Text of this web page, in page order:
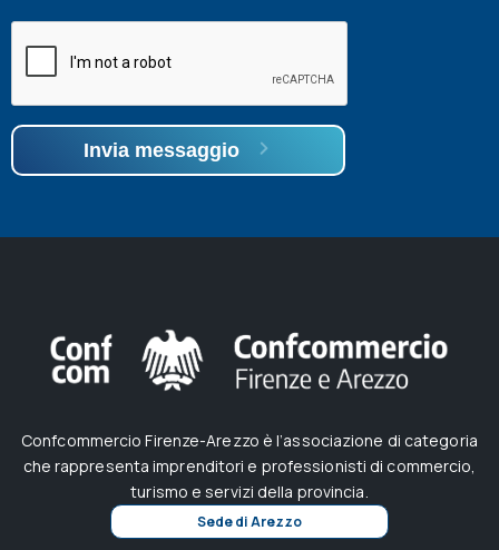
Invia messaggio
Confcommercio Firenze-Arezzo è l’associazione di categoria
che rappresenta imprenditori e professionisti di commercio,
turismo e servizi della provincia.
Sede di Arezzo